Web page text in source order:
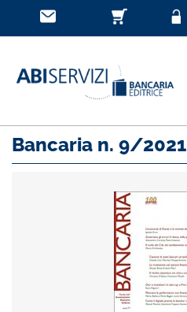
Bancaria n. 9/2021